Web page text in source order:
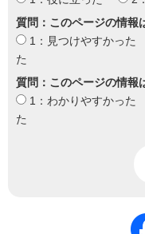
質問：このページの情報
1：見つけやすかった
た
質問：このページの情報
1：わかりやすかった
た